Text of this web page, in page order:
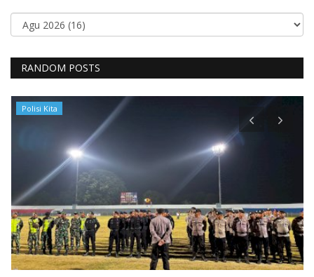
RANDOM POSTS
Polisi Kita